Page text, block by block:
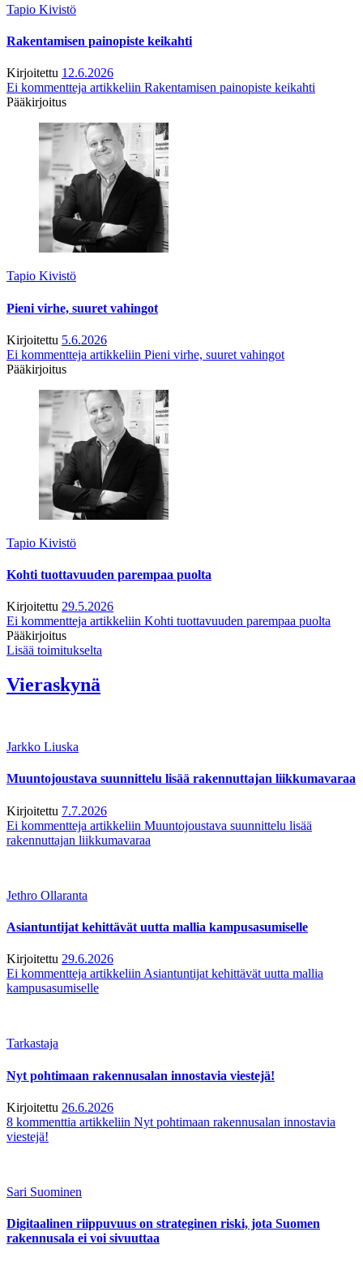
Tapio Kivistö
Rakentamisen painopiste keikahti
Kirjoitettu 12.6.2026
Ei kommentteja artikkeliin Rakentamisen painopiste keikahti
Pääkirjoitus
Tapio Kivistö
Pieni virhe, suuret vahingot
Kirjoitettu 5.6.2026
Ei kommentteja artikkeliin Pieni virhe, suuret vahingot
Pääkirjoitus
Tapio Kivistö
Kohti tuottavuuden parempaa puolta
Kirjoitettu 29.5.2026
Ei kommentteja artikkeliin Kohti tuottavuuden parempaa puolta
Pääkirjoitus
Lisää toimitukselta
Vieraskynä
Jarkko Liuska
Muuntojoustava suunnittelu lisää rakennuttajan liikkumavaraa
Kirjoitettu 7.7.2026
Ei kommentteja artikkeliin Muuntojoustava suunnittelu lisää
rakennuttajan liikkumavaraa
Jethro Ollaranta
Asiantuntijat kehittävät uutta mallia kampusasumiselle
Kirjoitettu 29.6.2026
Ei kommentteja artikkeliin Asiantuntijat kehittävät uutta mallia
kampusasumiselle
Tarkastaja
Nyt pohtimaan rakennusalan innostavia viestejä!
Kirjoitettu 26.6.2026
8 kommenttia artikkeliin Nyt pohtimaan rakennusalan innostavia
viestejä!
Sari Suominen
Digitaalinen riippuvuus on strateginen riski, jota Suomen
rakennusala ei voi sivuuttaa